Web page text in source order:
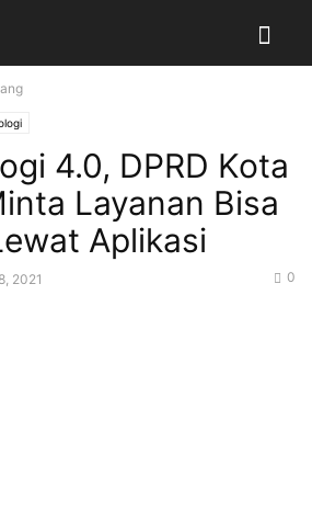
4.0, DPRD Kota
Layanan Bisa
Aplikasi
2021 0